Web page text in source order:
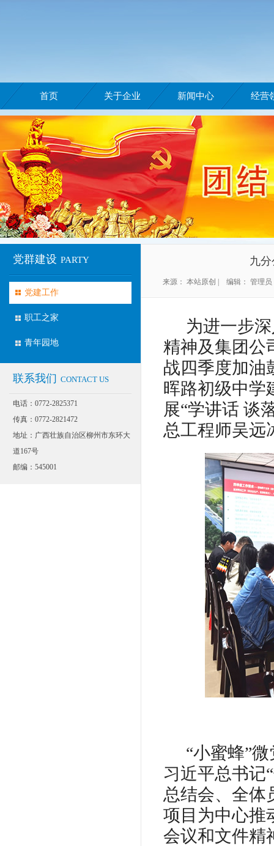
首页 关于企业 新闻中心 经营
党群建设 PARTY
BUILDING
党建工作
职工之家
青年园地
联系我们 CONTACT US
电话：0772-2825371
传真：0772-2821472
地址：广西壮族自治区柳州市东环大
道167号
邮编：545001
九
来源： 本站原创 | 编辑： 管理
为进一步
精神及集团公
战四季度加油
晖路初级中学
展“学讲话 谈
总工程师吴远
“小蜜蜂”
习近平总书记
总结会、全体
项目为中心推
会议和文件精